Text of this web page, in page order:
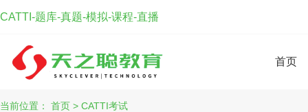
CATTI-题库-真题-模拟-课程-直播
首页
当前位置： 首页 > CATTI考试